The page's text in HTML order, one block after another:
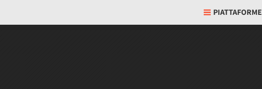
PIATTAFORME